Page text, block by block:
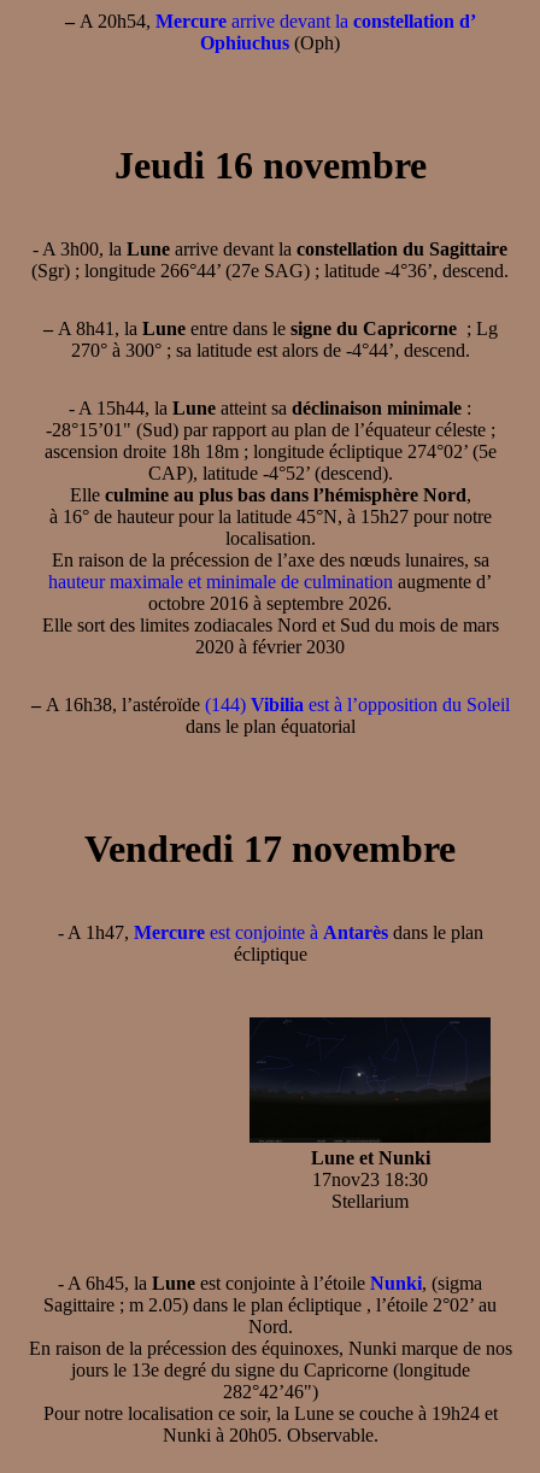
–A 20h54, Mercurearrive devant la constellation d’
Ophiuchus (Oph)
Jeudi 16 novembre
- A 3h00, la Lune arrive devant la constellation du Sagittaire
(Sgr) ; longitude 266°44’ (27e SAG) ; latitude -4°36’, descend.
–A 8h41, la Luneentre dans le signe du Capricorne; Lg
270° à 300° ; sa latitude est alors de -4°44’, descend.
- A 15h44, la Lune atteint sa déclinaison minimale :
-28°15’01" (Sud) par rapport au plan de l’équateur céleste ;
ascension droite 18h 18m ; longitude écliptique 274°02’ (5e
CAP), latitude -4°52’ (descend).
Elle culmine au plus bas dans l’hémisphère Nord,
à 16° de hauteur pour la latitude 45°N, à 15h27 pour notre
localisation.
En raison de la précession de l’axe des nœuds lunaires, sa
hauteur maximale et minimale de culmination augmente d’
octobre 2016 à septembre 2026.
Elle sort des limites zodiacales Nord et Sud du mois de mars
2020 à février 2030
–A 16h38, l’astéroïde (144) Vibilia est à l’opposition du Soleil
dans le plan équatorial
Vendredi 17 novembre
- A 1h47, Mercureest conjointe à Antarèsdans le plan
écliptique
Lune et Nunki
17nov23 18:30
Stellarium
- A 6h45, la Lune est conjointe à l’étoile Nunki, (sigma
Sagittaire ; m 2.05) dans le plan écliptique , l’étoile 2°02’ au
Nord.
En raison de la précession des équinoxes, Nunki marque de nos
jours le 13e degré du signe du Capricorne (longitude
282°42’46")
Pour notre localisation ce soir, la Lune se couche à 19h24 et
Nunki à 20h05. Observable.